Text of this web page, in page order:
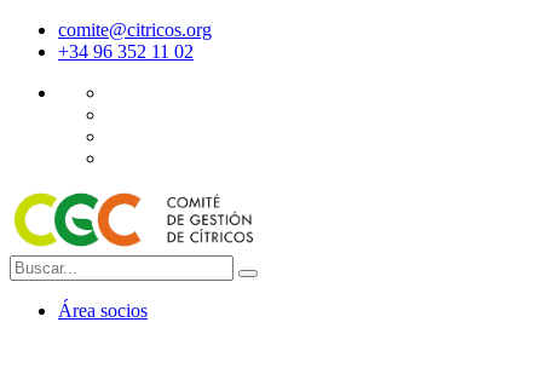
comite@citricos.org
+34 96 352 11 02
Área socios